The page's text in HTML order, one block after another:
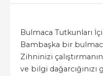
Bulmaca Tutkunları
Bambaşka bir
Zihninizi
ve bilgi